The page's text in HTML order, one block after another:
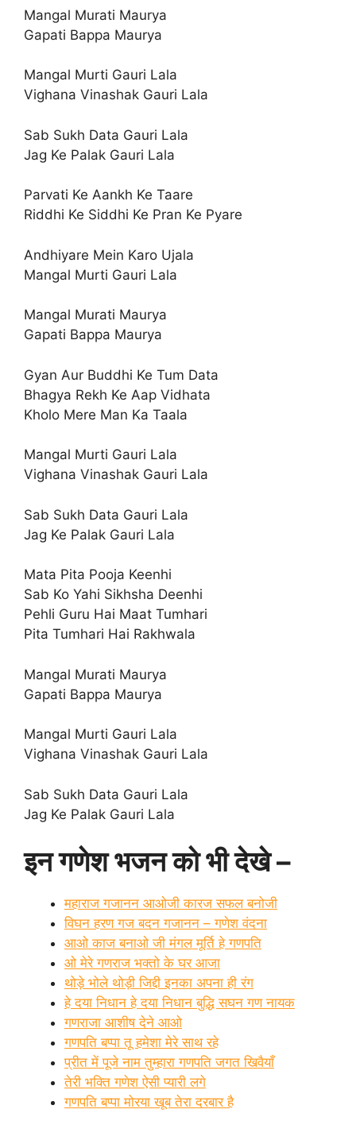
Mangal Murati Maurya
Gapati Bappa Maurya
Mangal Murti Gauri Lala
Vighana Vinashak Gauri Lala
Sab Sukh Data Gauri Lala
Jag Ke Palak Gauri Lala
Parvati Ke Aankh Ke Taare
Riddhi Ke Siddhi Ke Pran Ke Pyare
Andhiyare Mein Karo Ujala
Mangal Murti Gauri Lala
Mangal Murati Maurya
Gapati Bappa Maurya
Gyan Aur Buddhi Ke Tum Data
Bhagya Rekh Ke Aap Vidhata
Kholo Mere Man Ka Taala
Mangal Murti Gauri Lala
Vighana Vinashak Gauri Lala
Sab Sukh Data Gauri Lala
Jag Ke Palak Gauri Lala
Mata Pita Pooja Keenhi
Sab Ko Yahi Sikhsha Deenhi
Pehli Guru Hai Maat Tumhari
Pita Tumhari Hai Rakhwala
Mangal Murati Maurya
Gapati Bappa Maurya
Mangal Murti Gauri Lala
Vighana Vinashak Gauri Lala
Sab Sukh Data Gauri Lala
Jag Ke Palak Gauri Lala
इन गणेश भजन को भी देखे –
महाराज गजानन आओजी कारज सफल बनोजी
विघन हरण गज बदन गजानन – गणेश वंदना
आओ काज बनाओ जी मंगल मूर्ति हे गणपति
ओ मेरे गणराज भक्तो के घर आजा
थोड़े भोले थोड़ी जिद्दी इनका अपना ही रंग
हे दया निधान हे दया निधान बुद्धि सघन गण नायक
गणराजा आशीष देने आओ
गणपति बप्पा तू हमेशा मेरे साथ रहे
प्रीत में पूजे नाम तुम्हारा गणपति जगत खिवैयाँ
तेरी भक्ति गणेश ऐसी प्यारी लगे
गणपति बप्पा मोरया खूब तेरा दरबार है